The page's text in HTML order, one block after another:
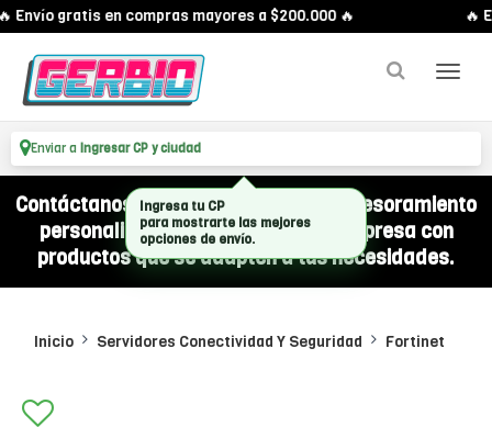
Envío gratis en compras mayores a $200.000 🔥 🔥
Enviar a Ingresar CP y ciudad
Contáctanos por WhatsApp y recibí asesoramiento
personalizado para equipar a tu empresa con
productos que se adapten a tus necesidades.
Inicio Servidores Conectividad Y Seguridad Fortinet
Ingresa tu CP
para mostrarte las mejores
opciones de envío.